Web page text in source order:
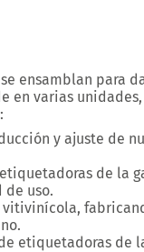
ensamblan para
en varias
y ajuste de
de la
uso.
vitivinícola,
etiquetadoras de